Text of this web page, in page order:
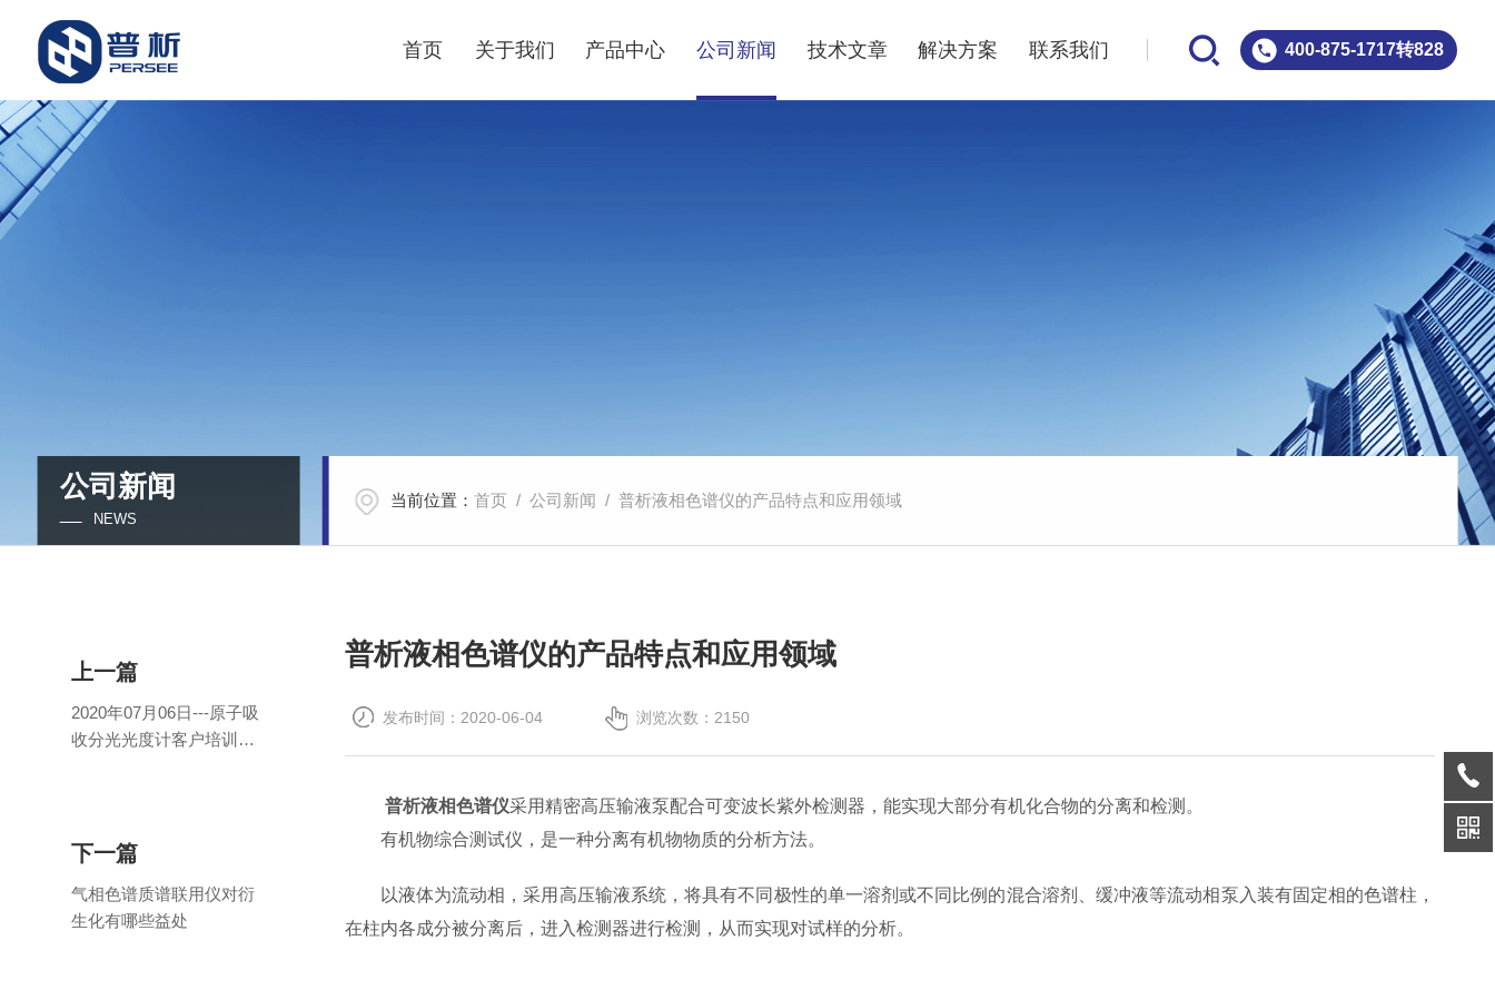
400-875-1717转828
首页 关于我们 产品中心 公司新闻 技术文章 解决方案 联系我们
公司新闻
NEWS
当前位置： 首页 / 公司新闻 / 普析液相色谱仪的产品特点和应用领域
普析液相色谱仪的产品特点和应用领域
发布时间：2020-06-04 浏览次数：2150
普析液相色谱仪采用精密高压输液泵配合可变波长紫外检测器，能实现大部分有机化合物的分离和检测。
有机物综合测试仪，是一种分离有机物物质的分析方法。
以液体为流动相，采用高压输液系统，将具有不同极性的单一溶剂或不同比例的混合溶剂、缓冲液等流动相泵入装有固定相的色谱柱，
在柱内各成分被分离后，进入检测器进行检测，从而实现对试样的分析。
上一篇
2020年07月06日---原子吸
收分光光度计客户培训班
下一篇
气相色谱质谱联用仪对衍
生化有哪些益处